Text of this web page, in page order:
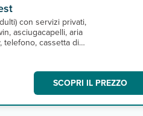
con servizi privati,
asciugacapelli, aria
telefono, cassetta di
wi-fi gratuita e
minibar.
SCOPRI IL PREZZO